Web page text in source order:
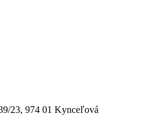
23, 974 01 Kynceľová